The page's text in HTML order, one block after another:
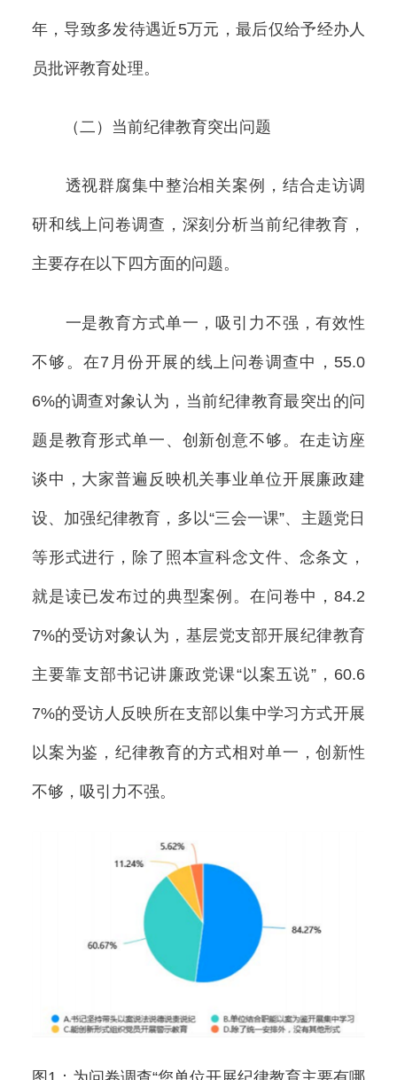
年，导致多发待遇近5万元，最后仅给予经办人
员批评教育处理。
（二）当前纪律教育突出问题
透视群腐集中整治相关案例，结合走访调
研和线上问卷调查，深刻分析当前纪律教育，
主要存在以下四方面的问题。
一是教育方式单一，吸引力不强，有效性
不够。在7月份开展的线上问卷调查中，55.0
6%的调查对象认为，当前纪律教育最突出的问
题是教育形式单一、创新创意不够。在走访座
谈中，大家普遍反映机关事业单位开展廉政建
设、加强纪律教育，多以“三会一课”、主题党日
等形式进行，除了照本宣科念文件、念条文，
就是读已发布过的典型案例。在问卷中，84.2
7%的受访对象认为，基层党支部开展纪律教育
主要靠支部书记讲廉政党课“以案五说”，60.6
7%的受访人反映所在支部以集中学习方式开展
以案为鉴，纪律教育的方式相对单一，创新性
不够，吸引力不强。